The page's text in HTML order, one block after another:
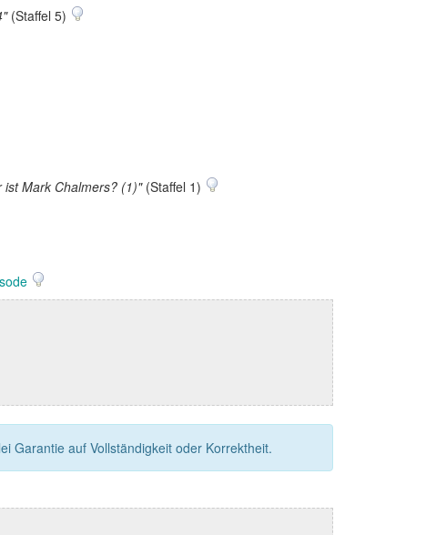
(Staffel 5)
ist Mark Chalmers? (1)"(Staffel 1)
Garantie auf Vollständigkeit oder Korrektheit.